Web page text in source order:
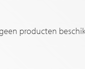
producten